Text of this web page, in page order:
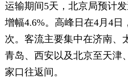
运输期间5天，北京局预计
增幅4.6%。高峰日在4月4日
次。客流主要集中在济南、
青岛、西安以及北京至天津
家口往返间。